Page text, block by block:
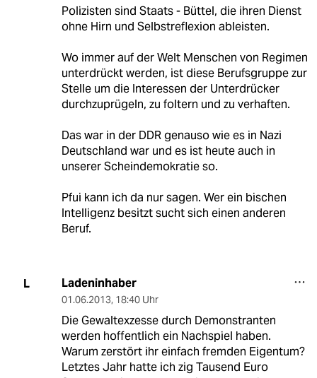
Polizisten sind Staats - Büttel, die ihren Dienst
ohne Hirn und Selbstreflexion ableisten.
Wo immer auf der Welt Menschen von Regimen
unterdrückt werden, ist diese Berufsgruppe zur
Stelle um die Interessen der Unterdrücker
durchzuprügeln, zu foltern und zu verhaften.
Das war in der DDR genauso wie es in Nazi
Deutschland war und es ist heute auch in
unserer Scheindemokratie so.
Pfui kann ich da nur sagen. Wer ein bischen
Intelligenz besitzt sucht sich einen anderen
Beruf.
L Ladeninhaber
01.06.2013, 18:40 Uhr
Die Gewaltexzesse durch Demonstranten
werden hoffentlich ein Nachspiel haben.
Warum zerstört ihr einfach fremden Eigentum?
Letztes Jahr hatte ich zig Tausend Euro